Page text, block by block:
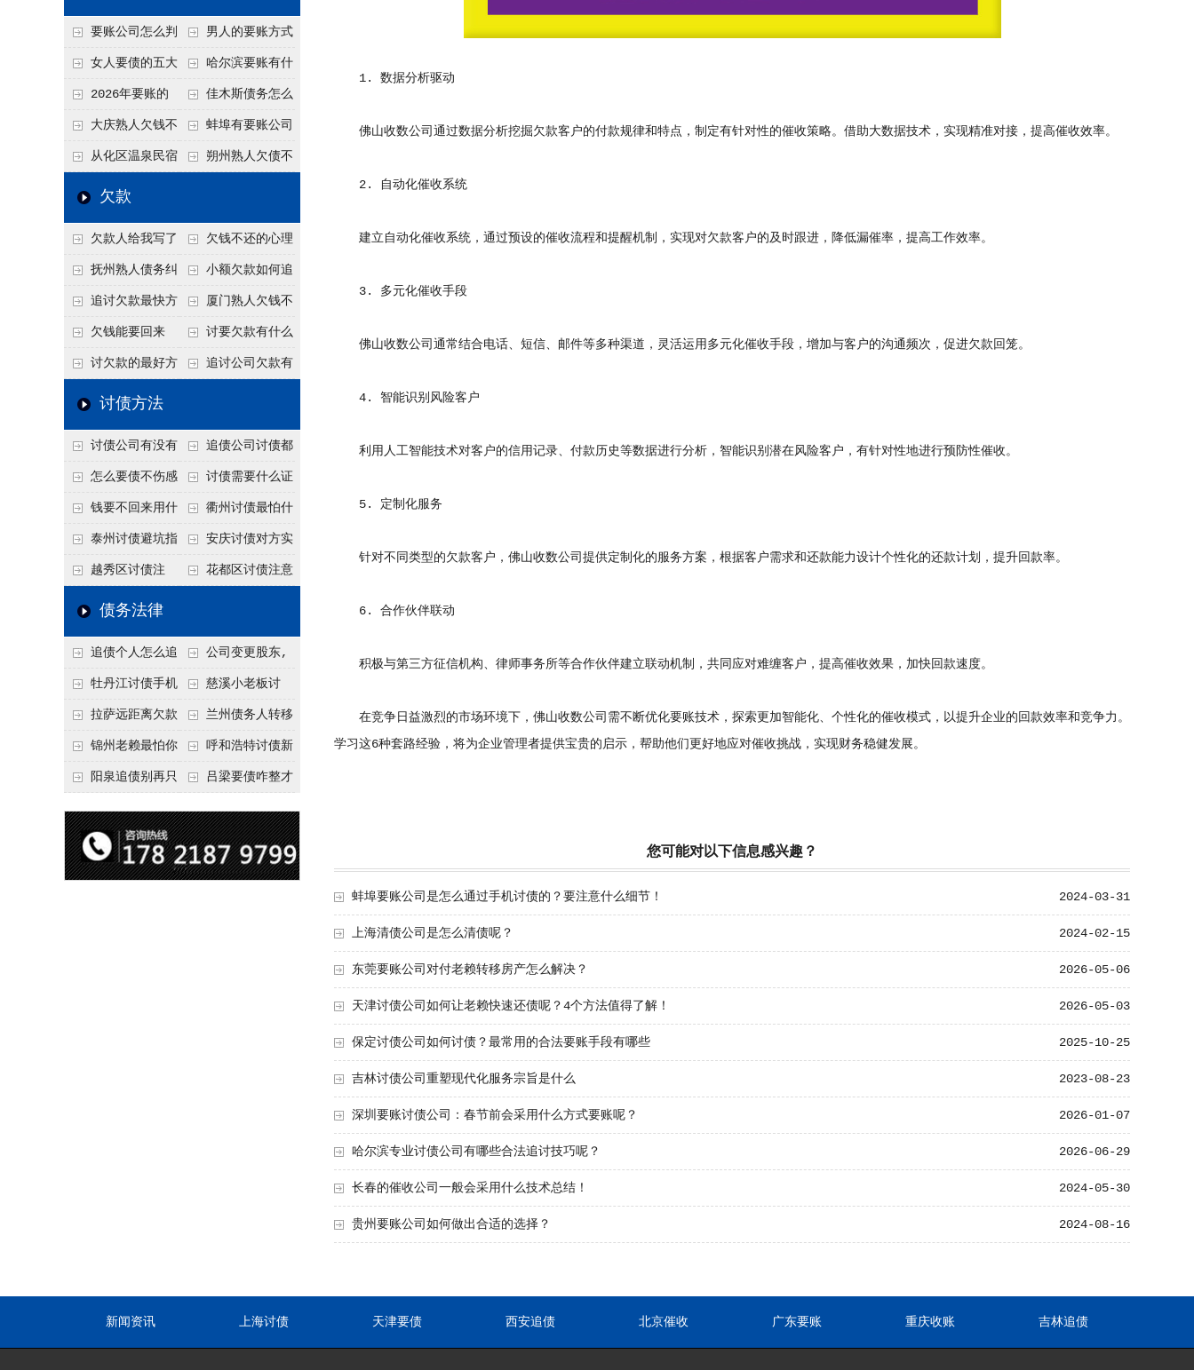
回！
要账公司怎么判
断这个案子能不能
接？接案评估的标准
男人的要账方式
是什么呢？
女人要债的五大
绝招,轻松搞定
哈尔滨要账有什
么合法手段？2026年
最新追账方式总结！
2026年要账的
七个小方法
佳木斯债务怎么
追回呢？2026年成功
要账就用这2招
大庆熟人欠钱不
还躲猫猫？2026年这
个“诉前调解”成功率
蚌埠有要账公司
吗？2026年这3个方
从化区温泉民宿
老板借钱不还？2026
施压，立马主动结清
朔州熟人欠债不
死账变活
欠款
欠款人给我写了
还款计划书有用吗？
书面承诺的法律效力
欠钱不还的心理
是什么？读懂欠款人
的心态催收事半功倍
抚州熟人债务纠
纷咋办？这一招好开
口
小额欠款如何追
讨
追讨欠款最快方
法是什么？
厦门熟人欠钱不
还？2026年合法秘
籍！
欠钱能要回来
吗？
讨要欠款有什么
好办法
讨欠款的最好方 追讨公司欠款有
讨债方法
讨债公司有没有
行业协会？正规机构
的行业自律和认证
追债公司讨债都
有哪些手段
怎么要债不伤感
情？
讨债需要什么证
据
钱要不回来用什
么方法要回来
衢州讨债最怕什
么？2026年这两个关
键细节，做错就很难
泰州讨债避坑指
南：2026年这2个细
节不注意，钱很难要
安庆讨债对方实
在没钱咋办？
越秀区讨债注
意！没有借条只有微
把钱要回来
花都区讨债注意
节点”催收最有效
债务法律
追债个人怎么追
回呢？2026年最新绝
招选择！
公司变更股东,
变更前的债权债务谁
承担
牡丹江讨债手机
搞定：2026年线上立
案追债全流程，足不
出户
慈溪小老板讨
债，2026年这2个本
地行业协会出面，比
法院传票快
拉萨远距离欠款
对方在牧区联系不
上，2026年委托当地
兰州债务人转移
财产后申请破产，20
26年破产程序里还能
锦州老赖最怕你
懂这1条，2026
罪”详解，能判刑
呼和浩特讨债新
招：2026年用“律师
成本低见效快
阳泉追债别再只
类隐形财产（公积
金、保单）也能执行
吕梁要债咋整才
调解渠道，比找公司
强
1. 数据分析驱动
佛山收数公司通过数据分析挖掘欠款客户的付款规律和特点，制定有针对性的催收策略。借助大数据技术，实现精准对接，提高催收效率。
2. 自动化催收系统
建立自动化催收系统，通过预设的催收流程和提醒机制，实现对欠款客户的及时跟进，降低漏催率，提高工作效率。
3. 多元化催收手段
佛山收数公司通常结合电话、短信、邮件等多种渠道，灵活运用多元化催收手段，增加与客户的沟通频次，促进欠款回笼。
4. 智能识别风险客户
利用人工智能技术对客户的信用记录、付款历史等数据进行分析，智能识别潜在风险客户，有针对性地进行预防性催收。
5. 定制化服务
针对不同类型的欠款客户，佛山收数公司提供定制化的服务方案，根据客户需求和还款能力设计个性化的还款计划，提升回款率。
6. 合作伙伴联动
积极与第三方征信机构、律师事务所等合作伙伴建立联动机制，共同应对难缠客户，提高催收效果，加快回款速度。
在竞争日益激烈的市场环境下，佛山收数公司需不断优化要账技术，探索更加智能化、个性化的催收模式，以提升企业的回款效率和竞争力。
学习这6种套路经验，将为企业管理者提供宝贵的启示，帮助他们更好地应对催收挑战，实现财务稳健发展。
您可能对以下信息感兴趣？
2024-03-31
蚌埠要账公司是怎么通过手机讨债的？要注意什么细节！
2024-02-15
上海清债公司是怎么清债呢？
2026-05-06
东莞要账公司对付老赖转移房产怎么解决？
2026-05-03
天津讨债公司如何让老赖快速还债呢？4个方法值得了解！
2025-10-25
保定讨债公司如何讨债？最常用的合法要账手段有哪些
2023-08-23
吉林讨债公司重塑现代化服务宗旨是什么
2026-01-07
深圳要账讨债公司：春节前会采用什么方式要账呢？
2026-06-29
哈尔滨专业讨债公司有哪些合法追讨技巧呢？
2024-05-30
长春的催收公司一般会采用什么技术总结！
2024-08-16
贵州要账公司如何做出合适的选择？
新闻资讯 上海讨债 天津要债 西安追债 北京催收 广东要账 重庆收账 吉林追债